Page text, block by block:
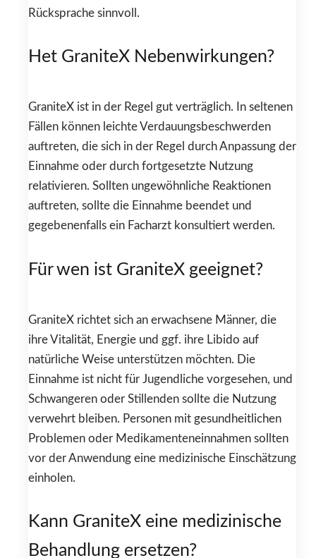
Rücksprache sinnvoll.
Het GraniteX Nebenwirkungen?
GraniteX ist in der Regel gut verträglich. In seltenen
Fällen können leichte Verdauungsbeschwerden
auftreten, die sich in der Regel durch Anpassung der
Einnahme oder durch fortgesetzte Nutzung
relativieren. Sollten ungewöhnliche Reaktionen
auftreten, sollte die Einnahme beendet und
gegebenenfalls ein Facharzt konsultiert werden.
Für wen ist GraniteX geeignet?
GraniteX richtet sich an erwachsene Männer, die
ihre Vitalität, Energie und ggf. ihre Libido auf
natürliche Weise unterstützen möchten. Die
Einnahme ist nicht für Jugendliche vorgesehen, und
Schwangeren oder Stillenden sollte die Nutzung
verwehrt bleiben. Personen mit gesundheitlichen
Problemen oder Medikamenteneinnahmen sollten
vor der Anwendung eine medizinische Einschätzung
einholen.
Kann GraniteX eine medizinische
Behandlung ersetzen?